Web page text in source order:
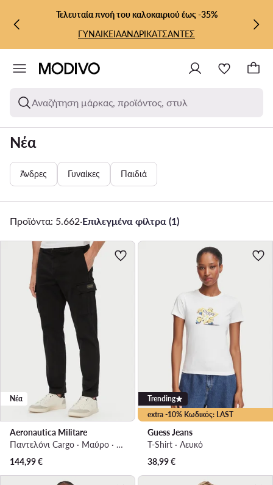
ΜΕΤΆΒΑΣΗ ΣΤΟ ΚΎΡΙΟ ΠΕΡΙΕΧΌΜΕΝΟ
ΜΕΤΆΒΑΣΗ ΣΤΗΝ ΑΝΑΖΉΤΗΣΗ
Τελευταία πνοή του καλοκαιριού έως -35%
ΓΥΝΑΙΚΕΙΑΑΝΔΡΙΚΑΤΣΑΝΤΕΣ
Αναζήτηση μάρκας, προϊόντος, στυλ
Νέα
Άνδρες Γυναίκες Παιδιά
Προϊόντα: 5.662·Επιλεγμένα φίλτρα (1)
Νέα
Aeronautica Militare
Παντελόνι Cargo · Μαύρο · Regular Fit
144,99€
extra -10% Κωδικός: LAST
Trending
Guess Jeans
T-Shirt · Λευκό
38,99€